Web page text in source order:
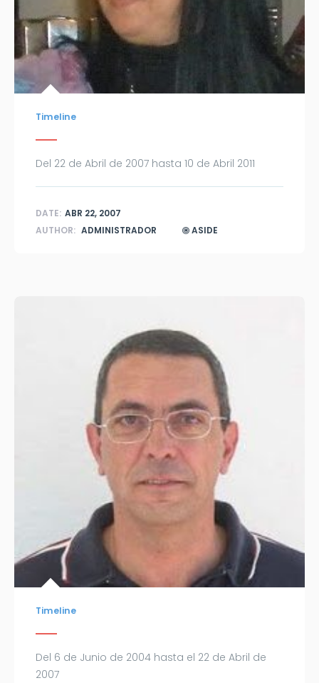
Timeline
Del 22 de Abril de 2007 hasta 10 de Abril 2011
DATE: ABR 22, 2007
AUTHOR: ADMINISTRADOR ASIDE
Timeline
Del 6 de Junio de 2004 hasta el 22 de Abril de
2007